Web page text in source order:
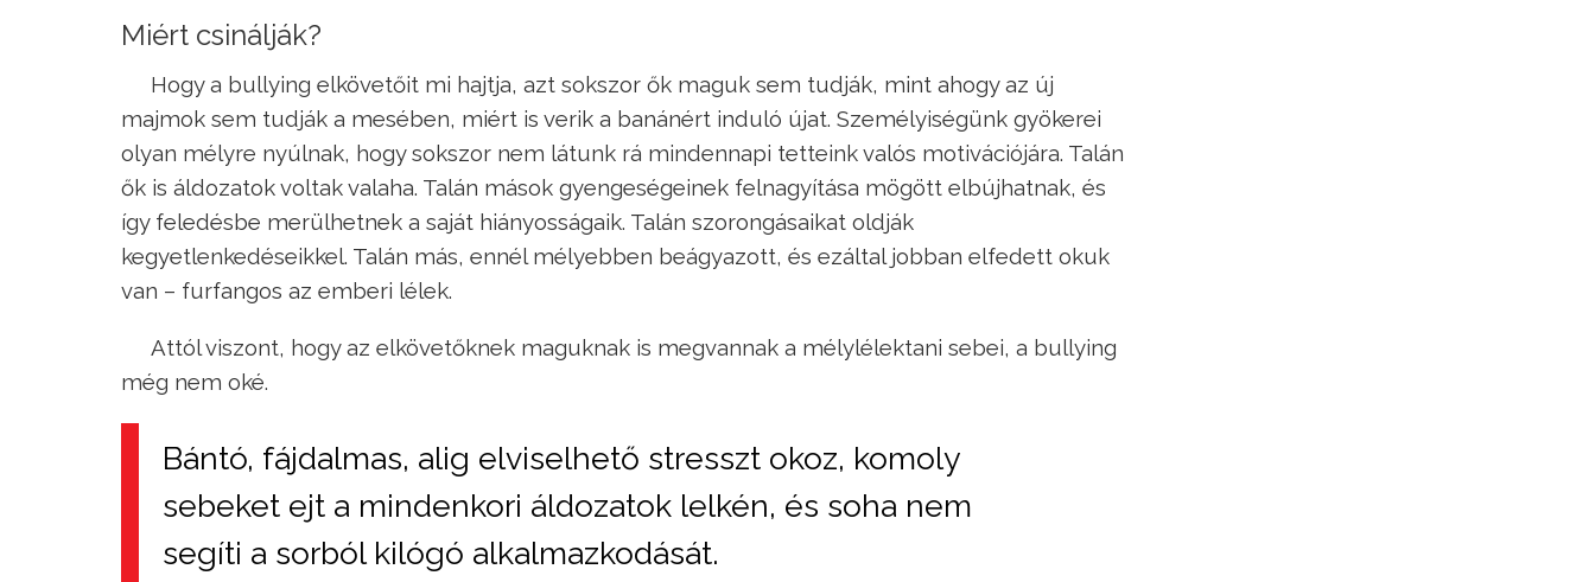
Miért csinálják?
Hogy a bullying elkövetőit mi hajtja, azt sokszor ők maguk sem tudják, mint ahogy az új
majmok sem tudják a mesében, miért is verik a banánért induló újat. Személyiségünk gyökerei
olyan mélyre nyúlnak, hogy sokszor nem látunk rá mindennapi tetteink valós motivációjára. Talán
ők is áldozatok voltak valaha. Talán mások gyengeségeinek felnagyítása mögött elbújhatnak, és
így feledésbe merülhetnek a saját hiányosságaik. Talán szorongásaikat oldják
kegyetlenkedéseikkel. Talán más, ennél mélyebben beágyazott, és ezáltal jobban elfedett okuk
van – furfangos az emberi lélek.
Attól viszont, hogy az elkövetőknek maguknak is megvannak a mélylélektani sebei, a bullying
még nem oké.
Bántó, fájdalmas, alig elviselhető stresszt okoz, komoly
sebeket ejt a mindenkori áldozatok lelkén, és soha nem
segíti a sorból kilógó alkalmazkodását.